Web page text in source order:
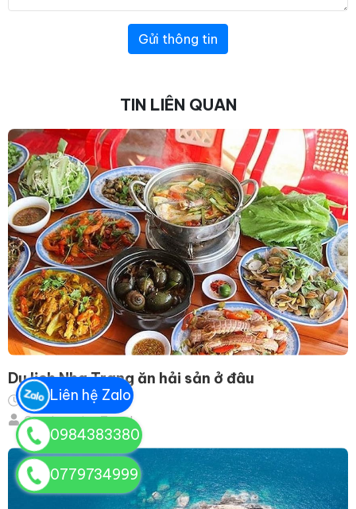
Gửi thông tin
TIN LIÊN QUAN
Du lịch Nha Trang ăn hải sản ở đâu
11/05/2023
Goodmorning Travel
0984383380
0779734999
Liên hệ Zalo